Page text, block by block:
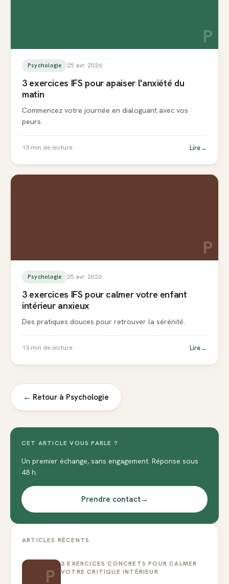
P
Psychologie 25 avr. 2026
3 exercices IFS pour apaiser l'anxiété du
matin
Commencez votre journée en dialoguant avec vos
peurs.
13 min de lecture Lire→
P
Psychologie 25 avr. 2026
3 exercices IFS pour calmer votre enfant
intérieur anxieux
Des pratiques douces pour retrouver la sérénité.
13 min de lecture Lire→
← Retour à Psychologie
CET ARTICLE VOUS PARLE ?
Un premier échange, sans engagement. Réponse sous
48 h.
Prendre contact→
ARTICLES RÉCENTS
P
3 EXERCICES CONCRETS POUR CALMER
VOTRE CRITIQUE INTÉRIEUR